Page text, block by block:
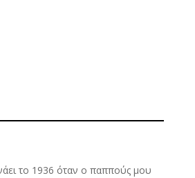
το 1936 όταν ο παππούς μου